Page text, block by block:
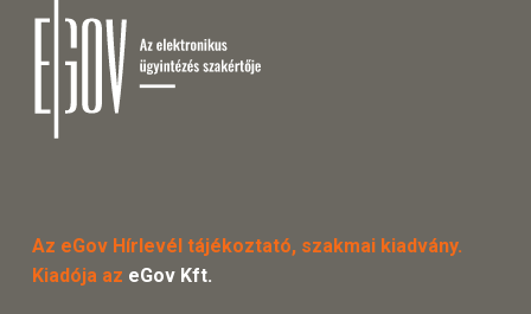
Az eGov Hírlevél tájékoztató, szakmai kiadvány.
Kiadója az eGov Kft.